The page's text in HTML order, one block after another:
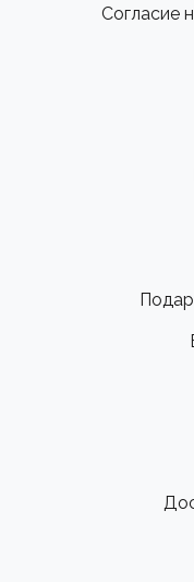
Согласие